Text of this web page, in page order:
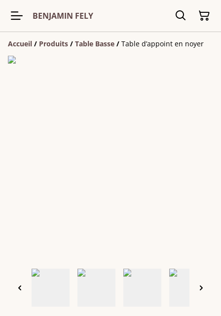
BENJAMIN FELY
Accueil / Produits / Table Basse / Table d’appoint en noyer